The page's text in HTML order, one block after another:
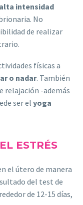
intensidad
No
de realizar
físicas a
o nadar. También
relajación -además
ser el yoga
ESTRÉS
el útero de manera
del test de
de 12-15 días,